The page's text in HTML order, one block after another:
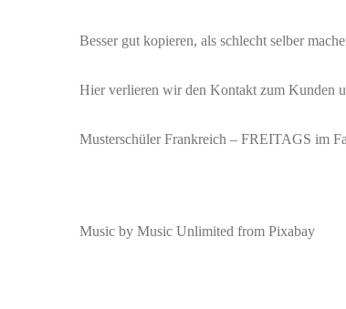
Besser gut kopieren, als schlecht selber
Hier verlieren wir den Kontakt zum Kunden
Musterschüler Frankreich – FREITAGS im
Music by Music Unlimited from Pixabay